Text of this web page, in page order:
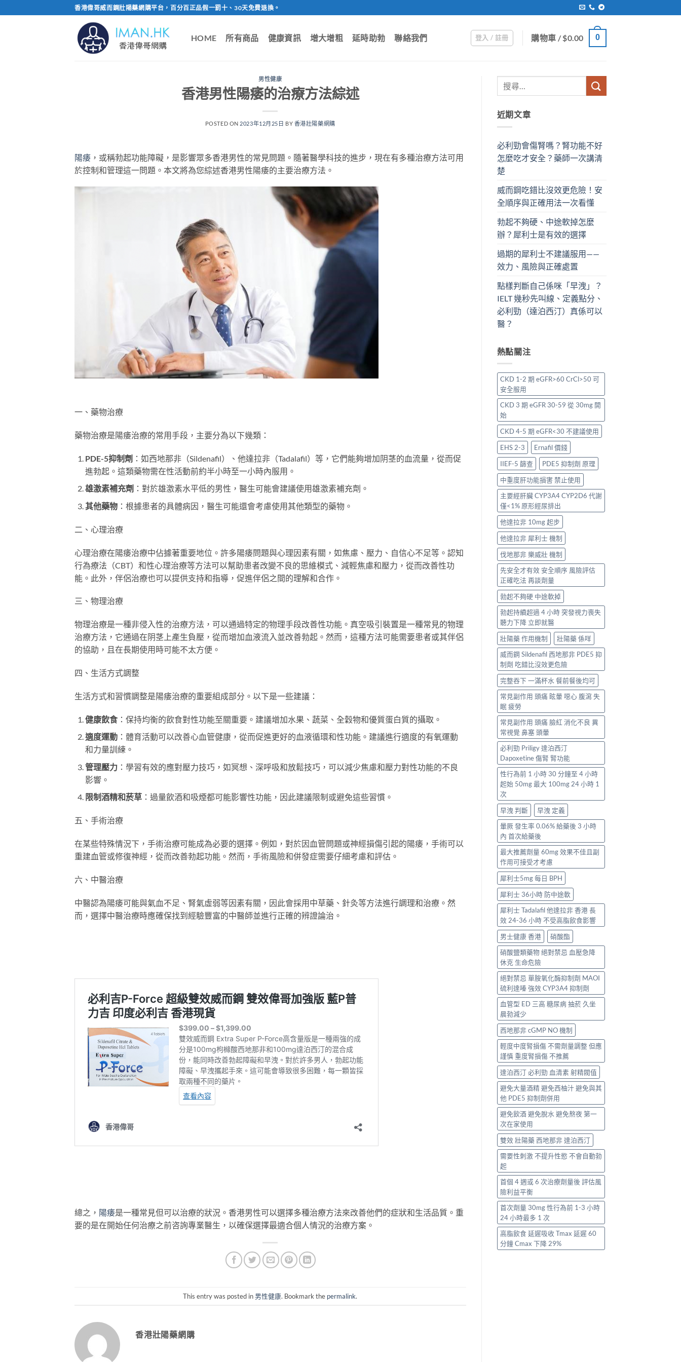
to
香港偉哥威而鋼壯陽藥網購平台，百分百正品假一罰十、30天免費退換。
HOME 所有商品 健康資訊 增大增粗 延時助勃 聯絡我們 登入 / 註冊 購物車 /$0.00 0
男性健康
香港男性陽痿的治療方法綜述
POSTED ON 2023年12月25日 BY 香港壯陽藥網購
陽痿 ，或稱勃起功能障礙，是影響眾多香港男性的常見問題。隨著醫學科技的進步，現在有多種治療方法可用
於控制和管理這一問題。本文將為您綜述香港男性陽痿的主要治療方法。
一、藥物治療
藥物治療是陽痿治療的常用手段，主要分為以下幾類：
PDE-5抑制劑 ：如西地那非（Sildenafil）、他達拉非（Tadalafil）等，它們能夠增加阴茎的血流量，從而促
進勃起。這類藥物需在性活動前約半小時至一小時內服用。
雄激素補充劑 ：對於雄激素水平低的男性，醫生可能會建議使用雄激素補充劑。
其他藥物：根據患者的具體病因，醫生可能還會考慮使用其他類型的藥物。
二、心理治療
心理治療在陽痿治療中佔據著重要地位。許多陽痿問題與心理因素有關，如焦慮、壓力、自信心不足等。認知
行為療法（CBT）和性心理治療等方法可以幫助患者改變不良的思維模式、減輕焦慮和壓力，從而改善性功
能。此外，伴侶治療也可以提供支持和指導，促進伴侶之間的理解和合作。
三、物理治療
物理治療是一種非侵入性的治療方法，可以通過特定的物理手段改善性功能。真空吸引裝置是一種常見的物理
治療方法，它通過在阴茎上產生負壓，從而增加血液流入並改善勃起。然而，這種方法可能需要患者或其伴侶
的協助，且在長期使用時可能不太方便。
四、生活方式調整
生活方式和習慣調整是陽痿治療的重要組成部分。以下是一些建議：
健康飲食：保持均衡的飲食對性功能至關重要。建議增加水果、蔬菜、全穀物和優質蛋白質的攝取。
適度運動：體育活動可以改善心血管健康，從而促進更好的血液循環和性功能。建議進行適度的有氧運動
和力量訓練。
管理壓力：學習有效的應對壓力技巧，如冥想、深呼吸和放鬆技巧，可以減少焦慮和壓力對性功能的不良
影響。
限制酒精和菸草：過量飲酒和吸煙都可能影響性功能，因此建議限制或避免這些習慣。
五、手術治療
在某些特殊情況下，手術治療可能成為必要的選擇。例如，對於因血管問題或神經損傷引起的陽痿，手術可以
重建血管或修復神經，從而改善勃起功能。然而，手術風險和併發症需要仔細考慮和評估。
六、中醫治療
中醫認為陽痿可能與氣血不足、腎氣虛弱等因素有關，因此會採用中草藥、針灸等方法進行調理和治療。然
而，選擇中醫治療時應確保找到經驗豐富的中醫師並進行正確的辨證論治。
總之， 陽痿是一種常見但可以治療的狀況。香港男性可以選擇多種治療方法來改善他們的症狀和生活品質。重
要的是在開始任何治療之前咨詢專業醫生，以確保選擇最適合個人情況的治療方案。
This entry was posted in 男性健康. Bookmark the permalink.
香港壯陽藥網購
近期文章
必利勁會傷腎嗎？腎功能不好
怎麼吃才安全？藥師一次講清
楚
威而鋼吃錯比沒效更危險！安
全順序與正確用法一次看懂
勃起不夠硬、中途軟掉怎麼
辦？犀利士是有效的選擇
過期的犀利士不建議服用——
效力、風險與正確處置
點樣判斷自己係咪「早洩」？
IELT 幾秒先叫線、定義點分、
必利勁（達泊西汀）真係可以
醫？
熱點關注
CKD 1-2 期 eGFR>60 CrCl>50 可
安全服用
CKD 3 期 eGFR 30-59 從 30mg 開
始
CKD 4-5 期 eGFR<30 不建議使用
EHS 2-3
Ernafil 價錢
IIEF-5 篩查
PDE5 抑制劑 原理
中重度肝功能損害 禁止使用
主要經肝臟 CYP3A4 CYP2D6 代謝
僅<1% 原形經尿排出
他達拉非 10mg 起步
他達拉非 犀利士 機制
伐地那非 樂威壯 機制
先安全才有效 安全順序 風險評估
正確吃法 再談劑量
勃起不夠硬 中途軟掉
勃起持續超過 4 小時 突發視力喪失
聽力下降 立即就醫
壯陽藥 作用機制
壯陽藥 係咩
威而鋼 Sildenafil 西地那非 PDE5 抑
制劑 吃錯比沒效更危險
完整吞下 一滿杯水 餐前餐後均可
常見副作用 頭痛 眩暈 噁心 腹瀉 失
眠 疲勞
常見副作用 頭痛 臉紅 消化不良 異
常視覺 鼻塞 頭暈
必利勁 Priligy 達泊西汀
Dapoxetine 傷腎 腎功能
性行為前 1 小時 30 分鐘至 4 小時
起始 50mg 最大 100mg 24 小時 1
次
早洩 判斷
早洩 定義
暈厥 發生率 0.06% 給藥後 3 小時
內 首次給藥後
最大推薦劑量 60mg 效果不佳且副
作用可接受才考慮
犀利士5mg 每日 BPH
犀利士 36小時 防中途軟
犀利士 Tadalafil 他達拉非 香港 長
效 24-36 小時 不受高脂飲食影響
男士健康 香港
硝酸酯
硝酸鹽類藥物 絕對禁忌 血壓急降
休克 生命危險
絕對禁忌 單胺氧化酶抑制劑 MAOI
硫利達嗪 強效 CYP3A4 抑制劑
血管型 ED 三高 糖尿病 抽菸 久坐
晨勃減少
西地那非 cGMP NO 機制
輕度中度腎損傷 不需劑量調整 但應
謹慎 重度腎損傷 不推薦
達泊西汀 必利勁 血清素 射精閥值
避免大量酒精 避免西柚汁 避免與其
他 PDE5 抑制劑併用
避免飲酒 避免脫水 避免熬夜 第一
次在家使用
雙效 壯陽藥 西地那非 達泊西汀
需要性刺激 不提升性慾 不會自動勃
起
首個 4 週或 6 次治療劑量後 評估風
險利益平衡
首次劑量 30mg 性行為前 1-3 小時
24 小時最多 1 次
高脂飲食 延遲吸收 Tmax 延遲 60
分鐘 Cmax 下降 29%